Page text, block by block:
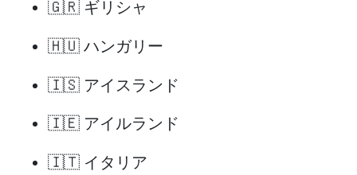
🇬🇷 ギリシャ
🇭🇺 ハンガリー
🇮🇸 アイスランド
🇮🇪 アイルランド
🇮🇹 イタリア